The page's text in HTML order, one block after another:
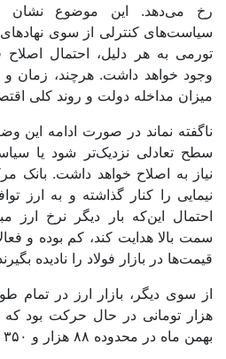
رخ می‌دهد. این موضوع
سیاست‌های کنترلی از سوی
تورمی به هر دلیل، احتمال اصلاح
وجود خواهد داشت. هرچند، زمان
میزان مداخله دولت و روند کلی
ناگفته نماند در صورت ادامه این
سطح تعادلی نزدیک‌تر شود یا
نیاز به اصلاح خواهد داشت. بانک
نیمایی را کنار گذاشته و به ارز
احتمال این‌که بار دیگر نرخ ارز
سمت بالا هدایت کند، کم بوده و
قیمت‌ها در بازار فولاد را نادیده
بهمن ماه در محدوده ۸۸ هزار و ۳۵۰ تومانی تثبیت شد